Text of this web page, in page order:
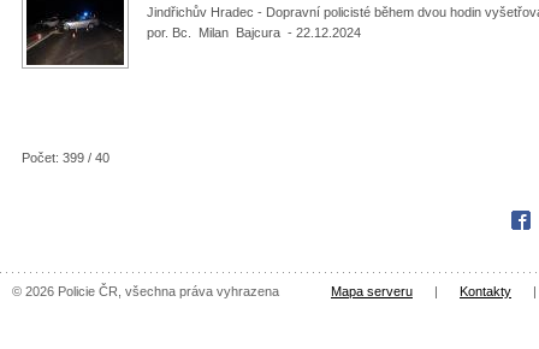
Jindřichův Hradec - Dopravní policisté během dvou hodin
por. Bc. Milan Bajcura - 22.12.2024
Počet: 399 / 40
© 2026 Policie ČR, všechna práva vyhrazena Mapa serveru | Kontakty |